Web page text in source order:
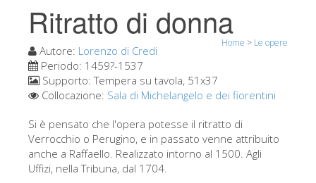
Eventi e mostre
I commenti dei visitatori
Visita gli Uffizi
Prenota ora
Tour virtuale
Le opere
Ritratto di donna
Home > Le opere
Autore: Lorenzo di Credi
Periodo: 1459?-1537
Supporto:Tempera su tavola, 51x37
Collocazione: Sala di Michelangelo e dei fiorentini
Si è pensato che l'opera potesse il ritratto di
Verrocchio o Perugino, e in passato venne attribuito
anche a Raffaello. Realizzato intorno al 1500. Agli
Uffizi, nella Tribuna, dal 1704.